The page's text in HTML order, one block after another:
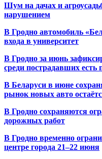
Шум на дачах и
нарушением
В Гродно автомобиль
входа в университет
В Гродно за июнь
среди пострадавших есть
В Беларуси в июне
рынок новых авто
В Гродно сохраняются
дорожных работ
В Гродно временно
центре города 21–22 июня